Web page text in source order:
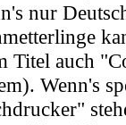
nur
Titel auch
Wenn's